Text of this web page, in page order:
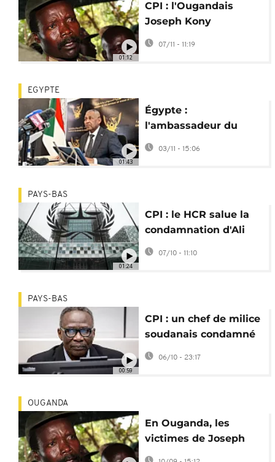
01:12
CPI : l'Ougandais
Joseph Kony
formellement inculpé
de crimes de guerre
07/11 - 11:19
01:43
EGYPTE
Égypte :
l'ambassadeur du
Soudan accuse les FSR
de crimes de guerre
03/11 - 15:06
01:24
PAYS-BAS
CPI : le HCR salue la
condamnation d'Ali
Kushayb pour
atrocités au Darfour
07/10 - 11:10
00:59
PAYS-BAS
CPI : un chef de milice
soudanais condamné
pour des atrocités au
06/10 - 23:17
OUGANDA
En Ouganda, les
victimes de Joseph
Kony ont les yeux